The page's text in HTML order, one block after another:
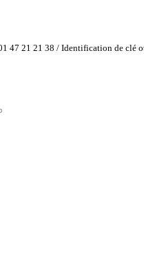
47 21 21 38 / Identification de clé